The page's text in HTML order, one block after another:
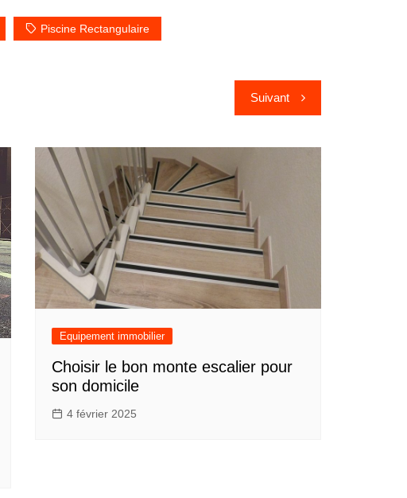
Piscine Rectangulaire
Suivant
Equipement immobilier
Choisir le bon monte escalier pour
son domicile
4 février 2025